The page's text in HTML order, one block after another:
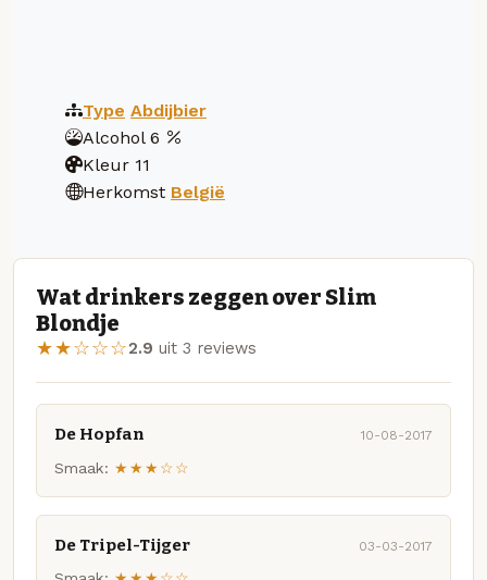
Type Abdijbier
Alcohol 6
Kleur 11
Herkomst België
Wat drinkers zeggen over Slim
Blondje
★★☆☆☆2.9 uit 3 reviews
De Hopfan 10-08-2017
Smaak: ★★★☆☆
De Tripel-Tijger 03-03-2017